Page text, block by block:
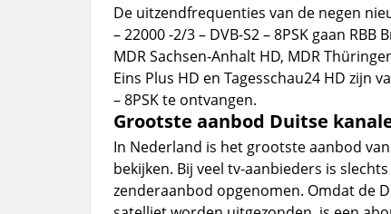
De uitzendfrequenties van de negen
– 22000 -2/3 – DVB-S2 – 8PSK gaan
MDR Sachsen-Anhalt HD, MDR
Eins Plus HD en Tagesschau24 HD zijn
– 8PSK te ontvangen.
Grootste aanbod Duitse
In Nederland is het grootste aanbod
bekijken. Bij veel tv-aanbieders is
zenderaanbod opgenomen. Omdat de